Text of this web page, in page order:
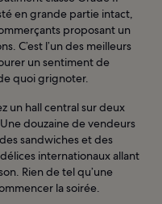
en grande partie intact,
proposant un
C’est l’un des meilleurs
un sentiment de
quoi grignoter.
un hall central sur deux
douzaine de vendeurs
sandwiches et des
internationaux allant
Rien de tel qu’une
la soirée.